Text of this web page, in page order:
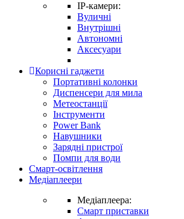
IP-камери:
Вуличні
Внутрішні
Автономні
Аксесуари
Корисні гаджети
Портативні колонки
Диспенсери для мила
Метеостанції
Інструменти
Power Bank
Навушники
Зарядні пристрої
Помпи для води
Смарт-освітлення
Медіаплеери
Медіаплеера:
Смарт приставки